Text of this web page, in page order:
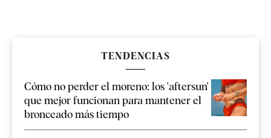
TENDENCIAS
Cómo no perder el moreno: los 'aftersun'
que mejor funcionan para mantener el
bronceado más tiempo